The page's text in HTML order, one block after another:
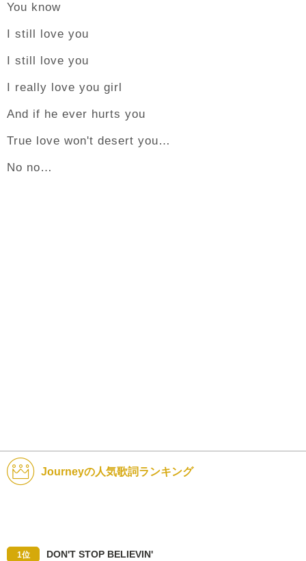
You know
I still love you
I still love you
I really love you girl
And if he ever hurts you
True love won't desert you…
No no…
Journeyの人気歌詞ランキング
1位 DON'T STOP BELIEVIN'